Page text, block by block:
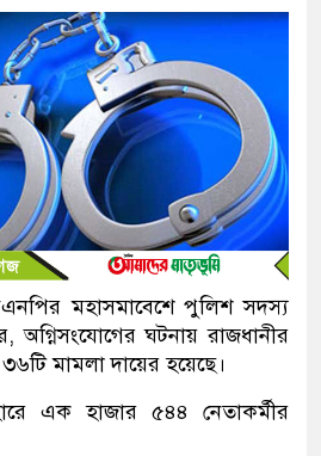
মহাসমাবেশে পুলিশ সদস্য
অগ্নিসংযোগের ঘটনায় রাজধানীর
মামলা দায়ের হয়েছে।
এক হাজার ৫৪৪ নেতাকর্মীর